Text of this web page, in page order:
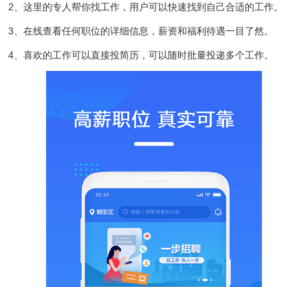
2、这里的专人帮你找工作，用户可以快速找到自己合适的工作。
3、在线查看任何职位的详细信息，薪资和福利待遇一目了然。
4、喜欢的工作可以直接投简历，可以随时批量投递多个工作。